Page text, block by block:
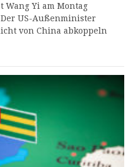
Wang Yi am Montag
US-Außenminister
von China abkoppeln